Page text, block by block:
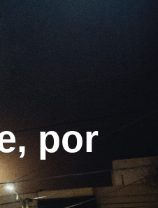
por